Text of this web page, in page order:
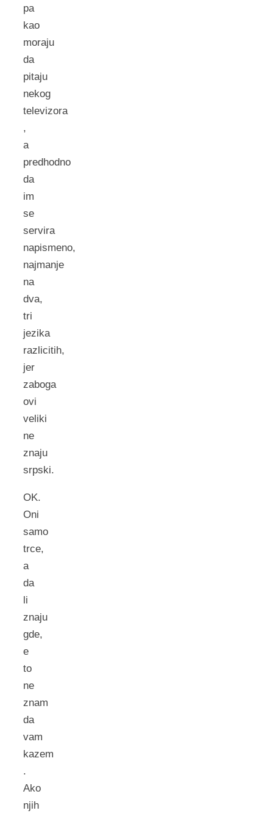
pa
kao
moraju
da
pitaju
nekog
televizora
,
a
predhodno
da
im
se
servira
napismeno,
najmanje
na
dva,
tri
jezika
razlicitih,
jer
zaboga
ovi
veliki
ne
znaju
srpski.
OK.
Oni
samo
trce,
a
da
li
znaju
gde,
e
to
ne
znam
da
vam
kazem
.
Ako
njih